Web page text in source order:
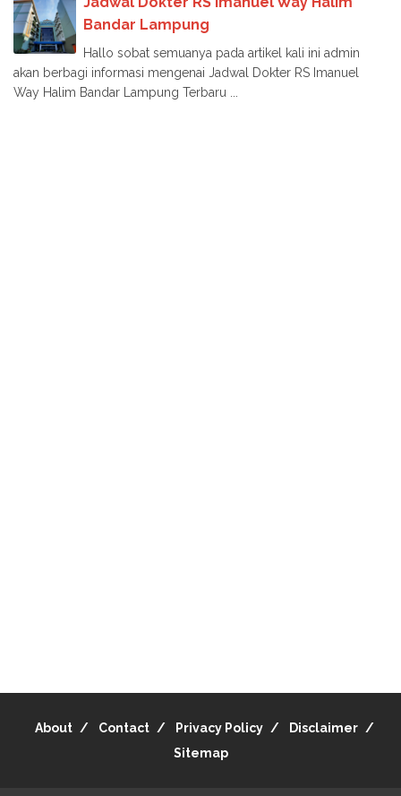
Bandar Lampung
Hallo sobat semuanya pada artikel kali ini admin
akan berbagi informasi mengenai Jadwal Dokter RS Imanuel
Way Halim Bandar Lampung Terbaru ...
About Contact Privacy Policy
Disclaimer
Sitemap